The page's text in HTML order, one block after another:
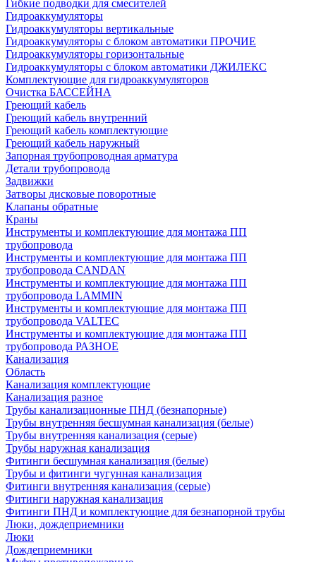
Гибкие подводки для смесителей
Гидроаккумуляторы
Гидроаккумуляторы вертикальные
Гидроаккумуляторы с блоком автоматики ПРОЧИЕ
Гидроаккумуляторы горизонтальные
Гидроаккумуляторы с блоком автоматики ДЖИЛЕКС
Комплектующие для гидроаккумуляторов
Очистка БАССЕЙНА
Греющий кабель
Греющий кабель внутренний
Греющий кабель комплектующие
Греющий кабель наружный
Запорная трубопроводная арматура
Детали трубопровода
Задвижки
Затворы дисковые поворотные
Клапаны обратные
Краны
Инструменты и комплектующие для монтажа ПП
трубопровода
Инструменты и комплектующие для монтажа ПП
трубопровода CANDAN
Инструменты и комплектующие для монтажа ПП
трубопровода LAMMIN
Инструменты и комплектующие для монтажа ПП
трубопровода VALTEC
Инструменты и комплектующие для монтажа ПП
трубопровода РАЗНОЕ
Канализация
Область
Канализация комплектующие
Канализация разное
Трубы канализационные ПНД (безнапорные)
Трубы внутренняя бесшумная канализация (белые)
Трубы внутренняя канализация (серые)
Трубы наружная канализация
Фитинги бесшумная канализация (белые)
Трубы и фитинги чугунная канализация
Фитинги внутренняя канализация (серые)
Фитинги наружная канализация
Фитинги ПНД и комплектующие для безнапорной трубы
Люки, дождеприемники
Люки
Дождеприемники